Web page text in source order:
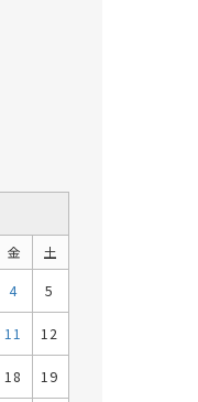
金
土
4 5
11 12
18 19